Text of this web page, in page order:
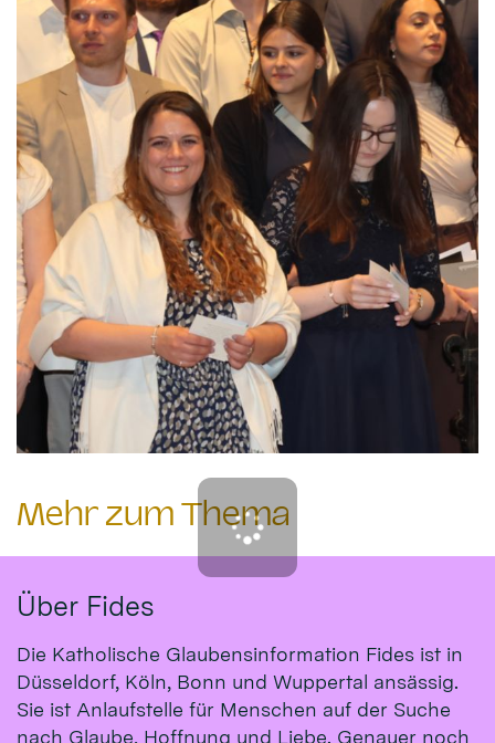
Mehr zum Thema
Über Fides
Die Katholische Glaubensinformation Fides ist in
Düsseldorf, Köln, Bonn und Wuppertal ansässig.
Sie ist Anlaufstelle für Menschen auf der Suche
nach Glaube, Hoffnung und Liebe. Genauer noch